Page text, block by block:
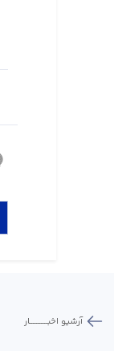
آرشیو اخبـــــــــــار